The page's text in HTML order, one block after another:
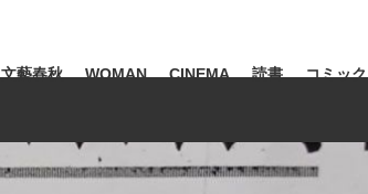
文藝春秋 WOMAN CINEMA 読書 コミック